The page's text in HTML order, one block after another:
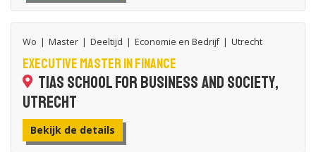
Wo | Master | Deeltijd | Economie en Bedrijf | Utrecht
Executive Master in Finance
TIAS School for Business and Society,
Utrecht
Bekijk de details